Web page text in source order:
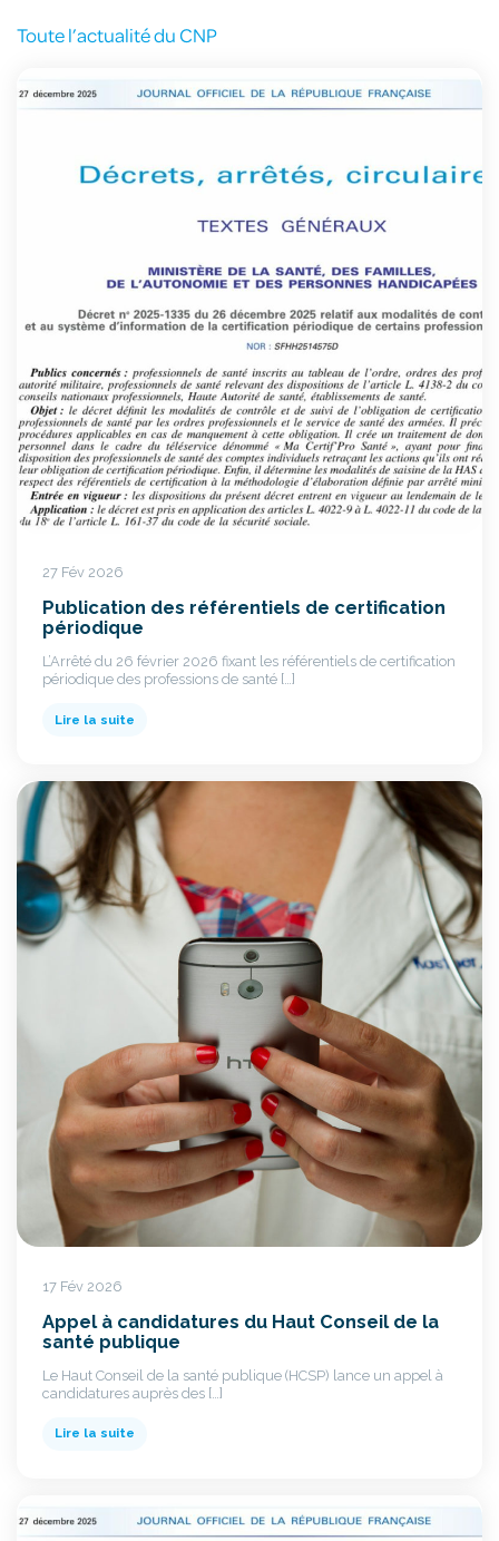
Toute l’actualité du CNP
27 Fév 2026
Publication des référentiels de certification
périodique
L’Arrêté du 26 février 2026 fixant les référentiels de certification
périodique des professions de santé […]
Lire la suite
17 Fév 2026
Appel à candidatures du Haut Conseil de la
santé publique
Le Haut Conseil de la santé publique (HCSP) lance un appel à
candidatures auprès des […]
Lire la suite